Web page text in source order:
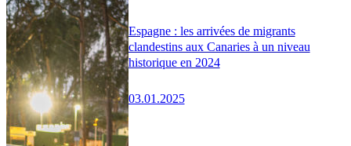
Espagne : les arrivées de migrants
clandestins aux Canaries à un niveau
historique en 2024
03.01.2025